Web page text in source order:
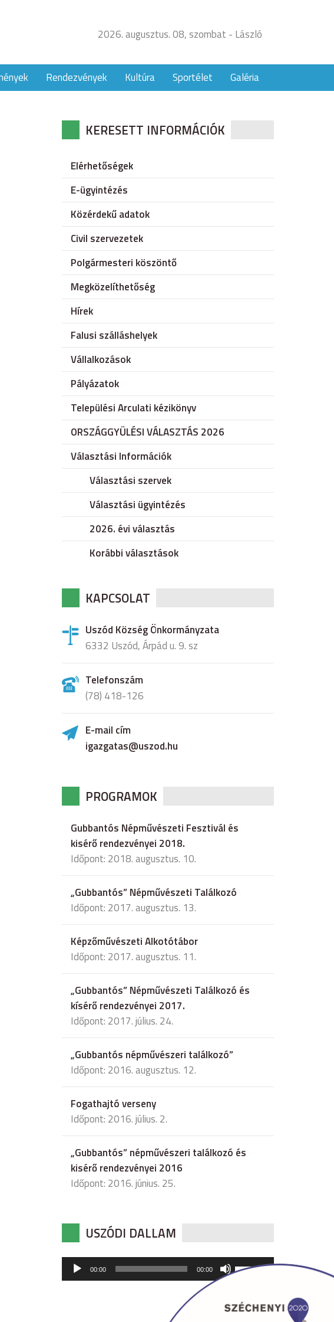
2026. augusztus. 08, szombat - László
Rendezvények Kultúra Sportélet Galéria
KERESETT INFORMÁCIÓK
Elérhetőségek
E-ügyintézés
Közérdekű adatok
Civil szervezetek
Polgármesteri köszöntő
Megközelíthetőség
Hírek
Falusi szálláshelyek
Vállalkozások
Pályázatok
Települési Arculati kézikönyv
ORSZÁGGYÜLÉSI VÁLASZTÁS 2026
Választási Információk
Választási szervek
Választási ügyintézés
2026. évi választás
Korábbi választások
KAPCSOLAT
Uszód Község Önkormányzata
6332 Uszód, Árpád u. 9. sz
Telefonszám
(78) 418-126
E-mail cím
igazgatas@uszod.hu
PROGRAMOK
Gubbantós Népművészeti Fesztivál és
kisérő rendezvényei 2018.
Időpont: 2018. augusztus. 10.
„Gubbantós” Népművészeti Találkozó
Időpont: 2017. augusztus. 13.
Képzőművészeti Alkotótábor
Időpont: 2017. augusztus. 11.
„Gubbantós” Népművészeti Találkozó és
kísérő rendezvényei 2017.
Időpont: 2017. július. 24.
„Gubbantós népművészeri találkozó”
Időpont: 2016. augusztus. 12.
Fogathajtó verseny
Időpont: 2016. július. 2.
„Gubbantós” népművészeri találkozó és
kisérő rendezvényei 2016
Időpont: 2016. június. 25.
USZÓDI DALLAM
Audió
lejátszó
00:00 00:00
hangerő
csökkentéséhez